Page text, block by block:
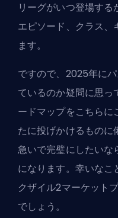
リーグがいつ登場す
エピソード、クラス、
ます。
ですので、2025年に
ているのか疑問に思っ
ードマップをこちらに
たに投げかけるものに
急いで完璧にしたいな
になります。幸いなこ
クザイル2マーケット
でしょう。